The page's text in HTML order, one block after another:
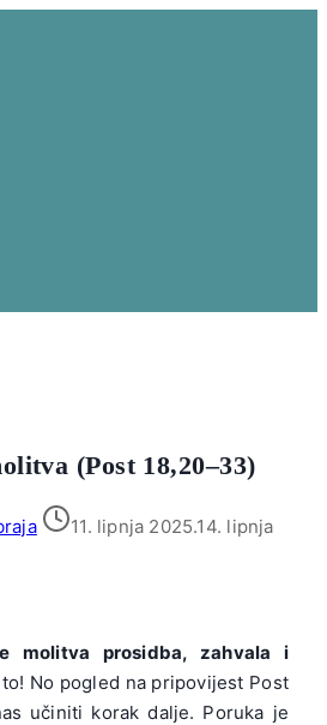
(Post 18,20–33)
11. lipnja 2025.14. lipnja
molitva prosidba, zahvala i
No pogled na pripovijest Post
učiniti korak dalje. Poruka je